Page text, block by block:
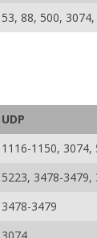
53, 88, 500,
UDP
1116-1150, 3074,
5223, 3478-3479,
3478-3479